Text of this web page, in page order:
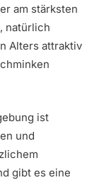
am stärksten
natürlich
Alters attraktiv
ist
und
gibt es eine